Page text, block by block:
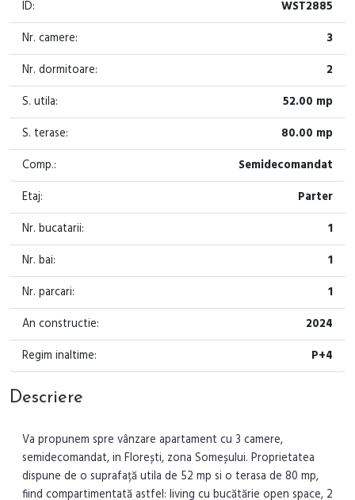
ID:
WST2885
Nr. camere:
3
Nr. dormitoare:
2
S. utila:
52.00 mp
S. terase:
80.00 mp
Comp.:
Semidecomandat
Etaj:
Parter
Nr. bucatarii:
1
Nr. bai:
1
Nr. parcari:
1
An constructie:
2024
Regim inaltime:
P+4
Descriere
Va propunem spre vânzare apartament cu 3 camere,
semidecomandat, in Florești, zona Someșului. Proprietatea
dispune de o suprafață utila de 52 mp si o terasa de 80 mp,
fiind compartimentată astfel: living cu bucătărie open space, 2